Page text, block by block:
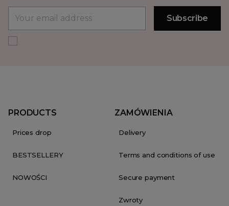
PRODUCTS
Prices drop
BESTSELLERY
NOWOŚCI
ZAMÓWIENIA
Delivery
Terms and conditions of use
Secure payment
Zwroty